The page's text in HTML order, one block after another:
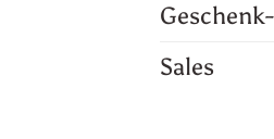
Sales